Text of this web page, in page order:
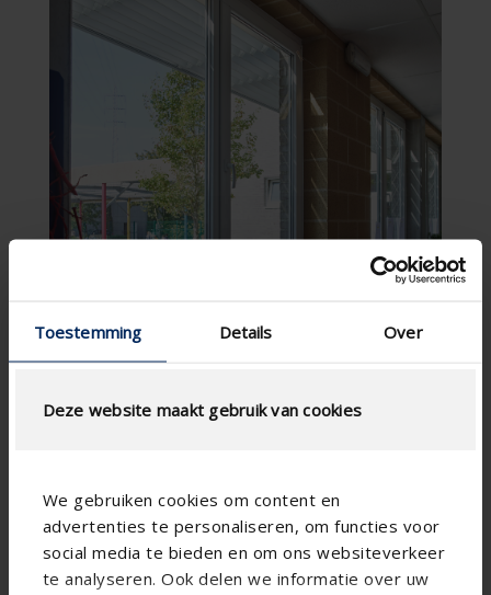
Toestemming Details Over
Deze website maakt gebruik van cookies
We gebruiken cookies om content en
advertenties te personaliseren, om functies voor
social media te bieden en om ons websiteverkeer
te analyseren. Ook delen we informatie over uw
Technical specifications